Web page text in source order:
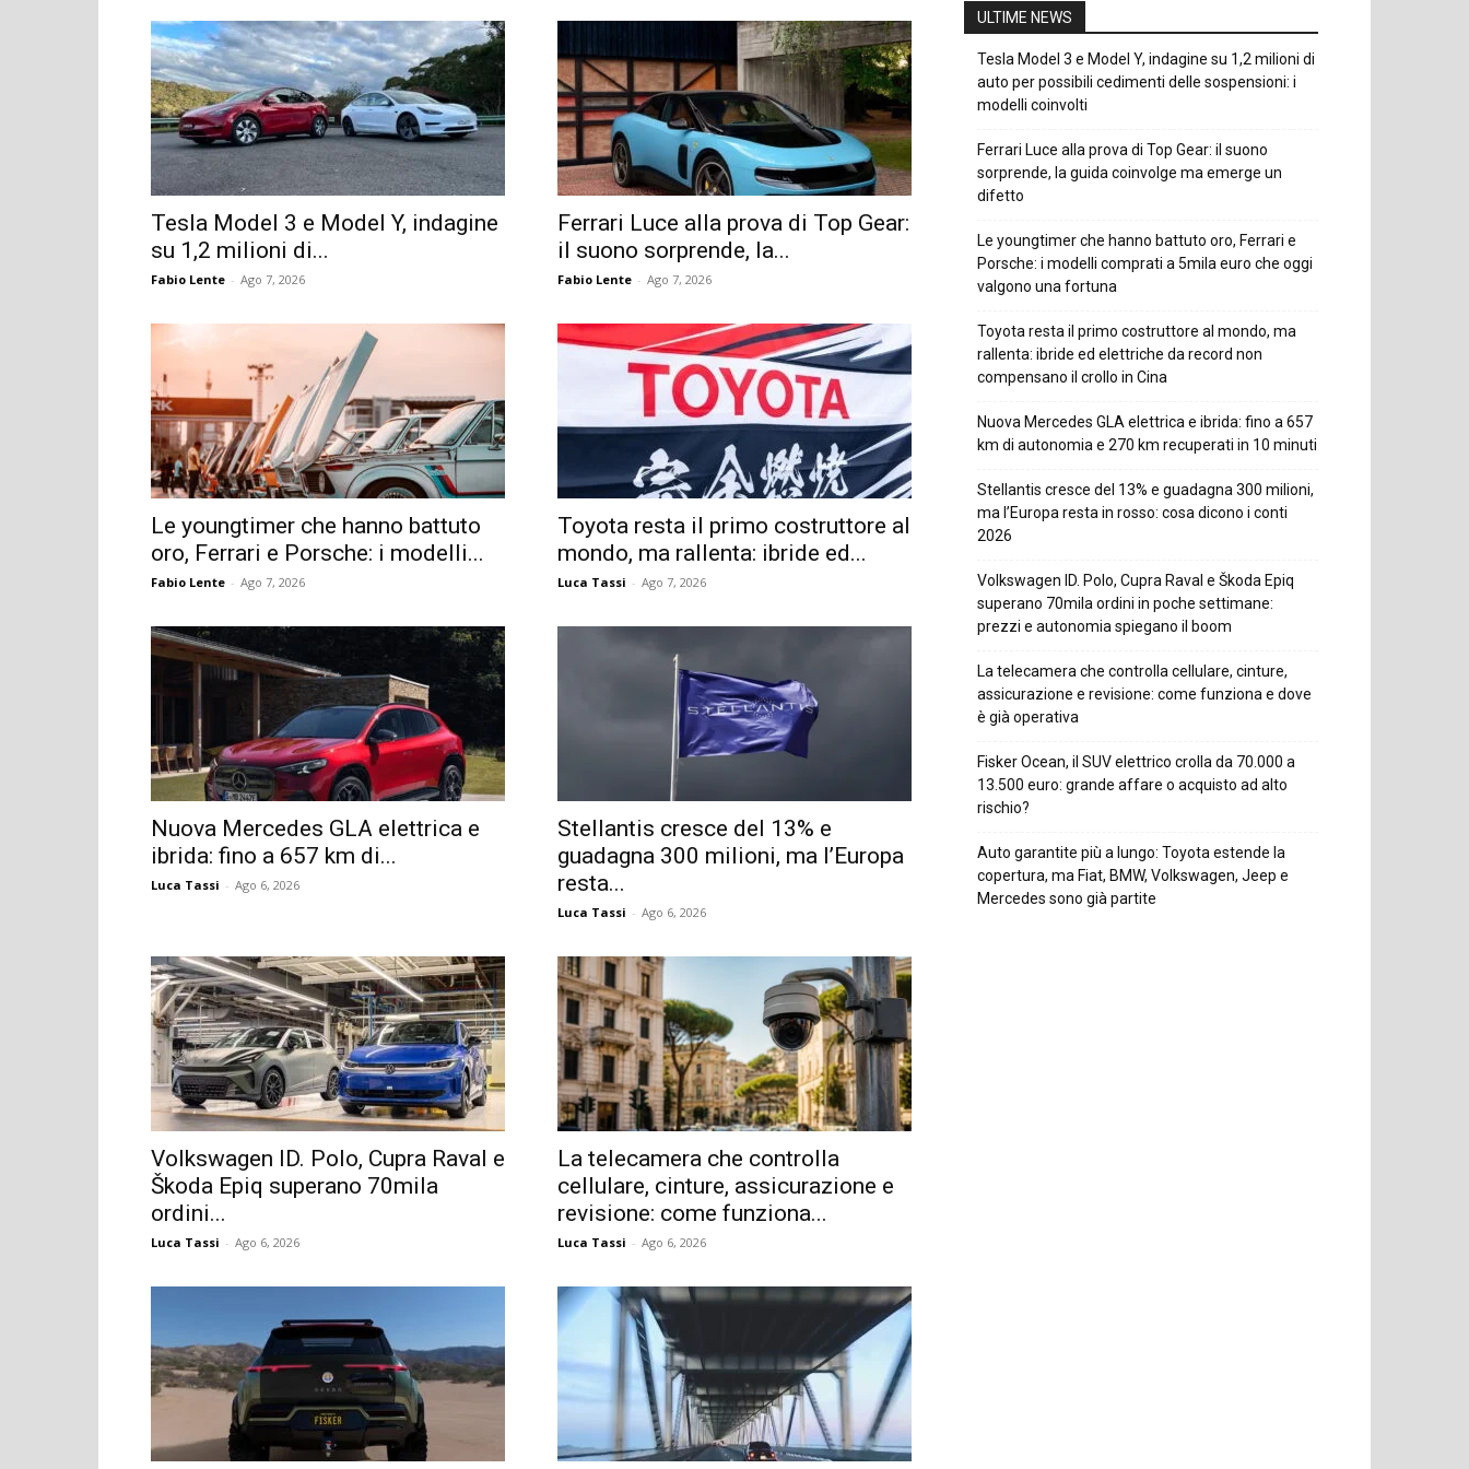
Tesla Model 3 e Model Y, indagine
su 1,2 milioni di...
Fabio Lente - Ago 7, 2026
Ferrari Luce alla prova di Top Gear:
il suono sorprende, la...
Fabio Lente - Ago 7, 2026
Le youngtimer che hanno battuto
oro, Ferrari e Porsche: i modelli...
Fabio Lente - Ago 7, 2026
Toyota resta il primo costruttore al
mondo, ma rallenta: ibride ed...
Luca Tassi - Ago 7, 2026
Nuova Mercedes GLA elettrica e
ibrida: fino a 657 km di...
Luca Tassi - Ago 6, 2026
Stellantis cresce del 13% e
guadagna 300 milioni, ma l’Europa
resta...
Luca Tassi - Ago 6, 2026
Volkswagen ID. Polo, Cupra Raval e
Škoda Epiq superano 70mila
ordini...
Luca Tassi - Ago 6, 2026
La telecamera che controlla
cellulare, cinture, assicurazione e
revisione: come funziona...
Luca Tassi - Ago 6, 2026
ULTIME NEWS
Tesla Model 3 e Model Y, indagine su 1,2 milioni di
auto per possibili cedimenti delle sospensioni: i
modelli coinvolti
Ferrari Luce alla prova di Top Gear: il suono
sorprende, la guida coinvolge ma emerge un
difetto
Le youngtimer che hanno battuto oro, Ferrari e
Porsche: i modelli comprati a 5mila euro che oggi
valgono una fortuna
Toyota resta il primo costruttore al mondo, ma
rallenta: ibride ed elettriche da record non
compensano il crollo in Cina
Nuova Mercedes GLA elettrica e ibrida: fino a 657
km di autonomia e 270 km recuperati in 10 minuti
Stellantis cresce del 13% e guadagna 300 milioni,
ma l’Europa resta in rosso: cosa dicono i conti
2026
Volkswagen ID. Polo, Cupra Raval e Škoda Epiq
superano 70mila ordini in poche settimane:
prezzi e autonomia spiegano il boom
La telecamera che controlla cellulare, cinture,
assicurazione e revisione: come funziona e dove
è già operativa
Fisker Ocean, il SUV elettrico crolla da 70.000 a
13.500 euro: grande affare o acquisto ad alto
rischio?
Auto garantite più a lungo: Toyota estende la
copertura, ma Fiat, BMW, Volkswagen, Jeep e
Mercedes sono già partite